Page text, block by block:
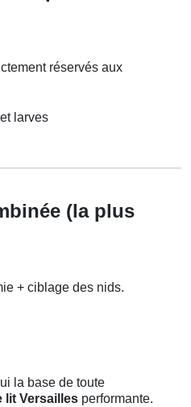
réservés aux
larves
(la plus
+ ciblage des nids.
la base de toute
lit Versailles performante.